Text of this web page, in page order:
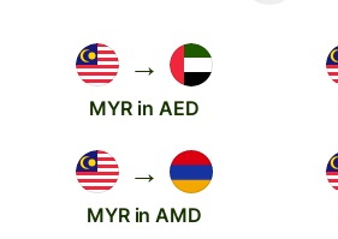
→
MYR in AED
→
MYR in AMD